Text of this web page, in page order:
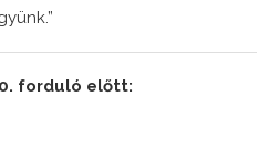
forduló előtt: